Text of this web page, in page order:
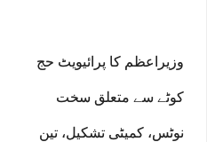
وزیراعظم کا پرائیویٹ حج
کوٹے سے متعلق سخت
نوٹس، کمیٹی تشکیل، تین